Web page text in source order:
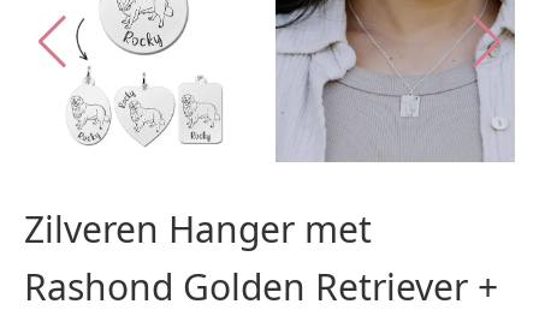
Zilveren Hanger met
Rashond Golden Retriever +